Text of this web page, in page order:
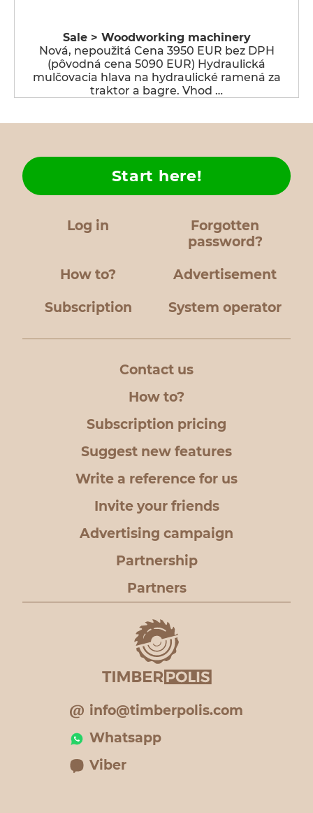
Sale > Woodworking machinery
Nová, nepoužitá Cena 3950 EUR bez DPH
(pôvodná cena 5090 EUR) Hydraulická
mulčovacia hlava na hydraulické ramená za
traktor a bagre. Vhod …
Log in
Forgotten
password?
How to?
Start here!
Advertisement
Subscription System operator
Contact us
How to?
Subscription pricing
Suggest new features
Write a reference for us
Invite your friends
Advertising campaign
Partnership
Partners
info@timberpolis.com
Whatsapp
Viber